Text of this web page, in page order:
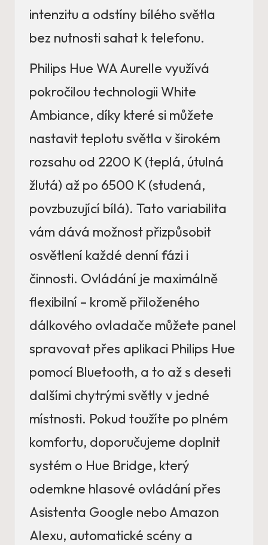
intenzitu a odstíny bílého světla
bez nutnosti sahat k telefonu.
Philips Hue WA Aurelle využívá
pokročilou technologii White
Ambiance, díky které si můžete
nastavit teplotu světla v širokém
rozsahu od 2200 K (teplá, útulná
žlutá) až po 6500 K (studená,
povzbuzující bílá). Tato variabilita
vám dává možnost přizpůsobit
osvětlení každé denní fázi i
činnosti. Ovládání je maximálně
flexibilní – kromě přiloženého
dálkového ovladače můžete panel
spravovat přes aplikaci Philips Hue
pomocí Bluetooth, a to až s deseti
dalšími chytrými světly v jedné
místnosti. Pokud toužíte po plném
komfortu, doporučujeme doplnit
systém o Hue Bridge, který
odemkne hlasové ovládání přes
Asistenta Google nebo Amazon
Alexu, automatické scény a